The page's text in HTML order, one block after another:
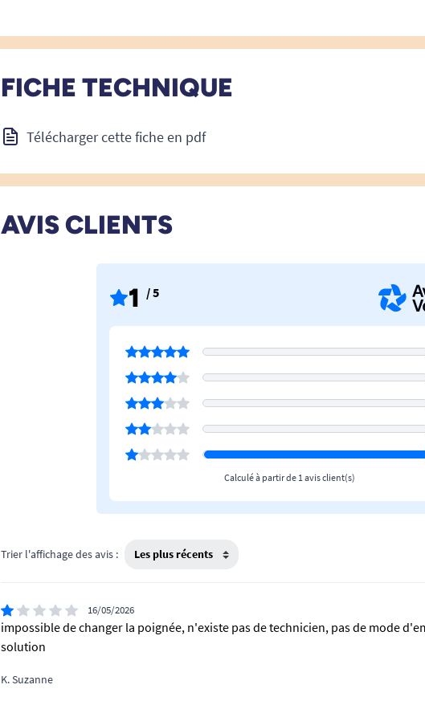
FICHE TECHNIQUE
Télécharger cette fiche en pdf
AVIS CLIENTS
1 / 5
Calculé à partir de 1 avis client(s)
Trier l'affichage des avis :
16/05/2026
impossible de changer la poignée, n'existe pas de technicien, pas de mode
solution
K. Suzanne